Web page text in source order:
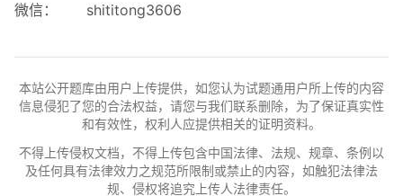
微信：
shititong3606
本站公开题库由用户上传提供，如您认为试题通用户所上传的内容
信息侵犯了您的合法权益，请您与我们联系删除，为了保证真实性
和有效性，权利人应提供相关的证明资料。
不得上传侵权文档，不得上传包含中国法律、法规、规章、条例以
及任何具有法律效力之规范所限制或禁止的内容，如触犯法律法
规、侵权将追究上传人法律责任。